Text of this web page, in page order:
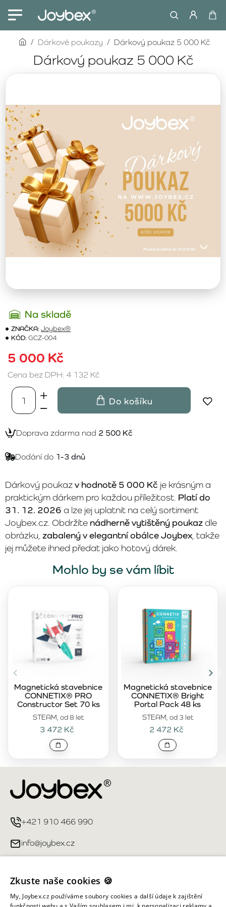
Dárkový poukaz 5 000 Kč
homeDárkové poukazy Dárkový poukaz 5 000 Kč
Na skladě
ZNAČKA:Joybex®
KÓD:GCZ-004
5 000 Kč
Cena bez DPH: 4 132 Kč
Do košíku
Doprava zdarma nad 2 500 Kč
Dodání do 1-3 dnů
Dárkový poukazv hodnotě 5 000 Kč je krásným a
praktickým dárkem pro každou příležitost. Platí do
31. 12. 2026 a lze jej uplatnit na celý sortiment
Joybex.cz. Obdržíte nádherně vytištěný poukazdle
obrázku, zabalený v elegantní obálce Joybex , takže
jej můžete ihned předat jako hotový dárek.
Mohlo by se vám líbit
STEAM, od 8 let
Magnetická stavebnice
CONNETIX® PRO
Constructor Set 70 ks
3 472 Kč
STEAM, od 3 let
Magnetická stavebnice
CONNETIX® Bright
Portal Pack 48 ks
2 472 Kč
+421 910 466 990
info@joybex.cz
Můj účet
Zkuste naše cookies 🍪
My, Joybex.cz používáme soubory cookies a další údaje k zajištění